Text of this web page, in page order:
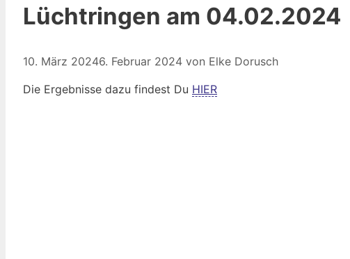
Lüchtringen am 04.02.2024
10. März 20246. Februar 2024 von Elke Dorusch
Die Ergebnisse dazu findest Du HIER